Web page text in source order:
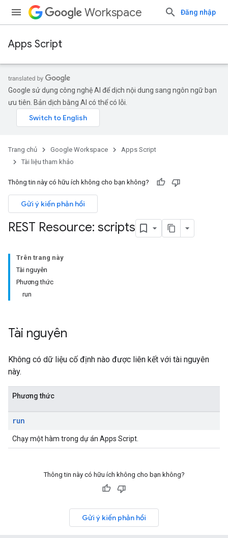
Workspace Đăng nhập
Apps Script
Google sử dụng công nghệ AI để dịch nội dung sang ngôn ngữ bạn
ưu tiên. Bản dịch bằng AI có thể có lỗi.
Trang chủ Google Workspace
Apps Script
Tài liệu tham khảo
Thông tin này có hữu ích không cho bạn không?
Gửi ý kiến phản hồi
REST Resource: scripts
Trên trang này
Tài nguyên
Phương thức
run
Tài nguyên
Không có dữ liệu cố định nào được liên kết với tài nguyên
này.
Phương thức
run
Chạy một hàm trong dự án Apps Script.
Thông tin này có hữu ích không cho bạn không?
Gửi ý kiến phản hồi